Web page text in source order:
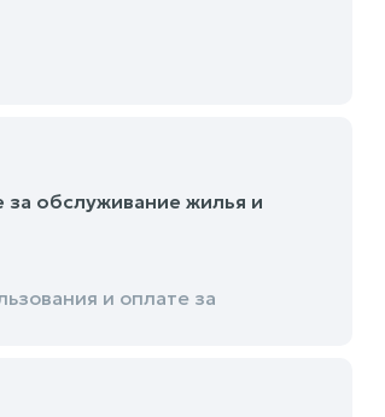
обслуживание жилья и
и оплате за